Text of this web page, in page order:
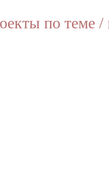
по теме /